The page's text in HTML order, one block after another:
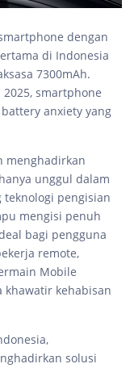
dengan
di Indonesia
7300mAh.
smartphone
anxiety yang
menghadirkan
unggul dalam
pengisian
mengisi penuh
bagi pengguna
remote,
Mobile
khawatir kehabisan
solusi